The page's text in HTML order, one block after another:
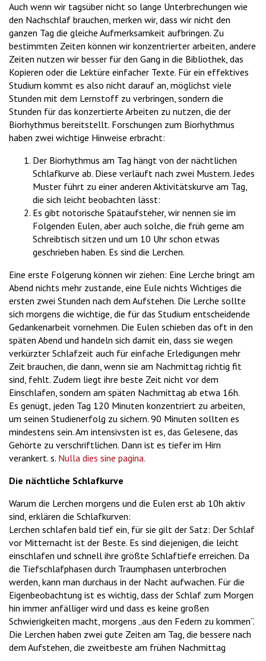
Auch wenn wir tagsüber nicht so lange Unterbrechungen wie
den Nachschlaf brauchen, merken wir, dass wir nicht den
ganzen Tag die gleiche Aufmerksamkeit aufbringen. Zu
bestimmten Zeiten können wir konzentrierter arbeiten, andere
Zeiten nutzen wir besser für den Gang in die Bibliothek, das
Kopieren oder die Lektüre einfacher Texte. Für ein effektives
Studium kommt es also nicht darauf an, möglichst viele
Stunden mit dem Lernstoff zu verbringen, sondern die
Stunden für das konzertierte Arbeiten zu nutzen, die der
Biorhythmus bereitstellt. Forschungen zum Biorhythmus
haben zwei wichtige Hinweise erbracht:
Der Biorhythmus am Tag hängt von der nächtlichen
Schlafkurve ab. Diese verläuft nach zwei Mustern. Jedes
Muster führt zu einer anderen Aktivitätskurve am Tag,
die sich leicht beobachten lässt:
Es gibt notorische Spätaufsteher, wir nennen sie im
Folgenden Eulen, aber auch solche, die früh gerne am
Schreibtisch sitzen und um 10 Uhr schon etwas
geschrieben haben. Es sind die Lerchen.
Eine erste Folgerung können wir ziehen: Eine Lerche bringt am
Abend nichts mehr zustande, eine Eule nichts Wichtiges die
ersten zwei Stunden nach dem Aufstehen. Die Lerche sollte
sich morgens die wichtige, die für das Studium entscheidende
Gedankenarbeit vornehmen. Die Eulen schieben das oft in den
späten Abend und handeln sich damit ein, dass sie wegen
verkürzter Schlafzeit auch für einfache Erledigungen mehr
Zeit brauchen, die dann, wenn sie am Nachmittag richtig fit
sind, fehlt. Zudem liegt ihre beste Zeit nicht vor dem
Einschlafen, sondern am späten Nachmittag ab etwa 16h.
Es genügt, jeden Tag 120 Minuten konzentriert zu arbeiten,
um seinen Studienerfolg zu sichern. 90 Minuten sollten es
mindestens sein. Am intensivsten ist es, das Gelesene, das
Gehörte zu verschriftlichen. Dann ist es tiefer im Hirn
verankert. s. Nulla dies sine pagina.
Die nächtliche Schlafkurve
Warum die Lerchen morgens und die Eulen erst ab 10h aktiv
sind, erklären die Schlafkurven:
Lerchen schlafen bald tief ein, für sie gilt der Satz: Der Schlaf
vor Mitternacht ist der Beste. Es sind diejenigen, die leicht
einschlafen und schnell ihre größte Schlaftiefe erreichen. Da
die Tiefschlafphasen durch Traumphasen unterbrochen
werden, kann man durchaus in der Nacht aufwachen. Für die
Eigenbeobachtung ist es wichtig, dass der Schlaf zum Morgen
hin immer anfälliger wird und dass es keine großen
Schwierigkeiten macht, morgens „aus den Federn zu kommen“.
Die Lerchen haben zwei gute Zeiten am Tag, die bessere nach
dem Aufstehen, die zweitbeste am frühen Nachmittag